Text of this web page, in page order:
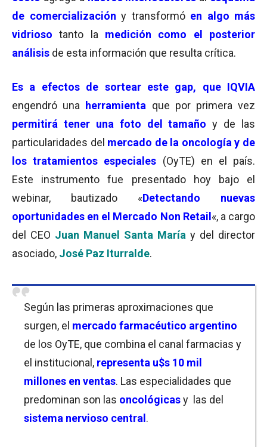
de comercialización y transformó en algo más
vidrioso tanto la medición como el posterior
análisis de esta información que resulta crítica.
Es a efectos de sortear este gap, que IQVIA
engendró una herramienta que por primera vez
permitirá tener una foto del tamaño y de las
particularidades del mercado de la oncología y de
los tratamientos especiales (OyTE) en el país.
Este instrumento fue presentado hoy bajo el
webinar, bautizado «Detectando nuevas
oportunidades en el Mercado Non Retail «, a cargo
del CEO Juan Manuel Santa María y del director
asociado, José Paz Iturralde.
Según las primeras aproximaciones que
surgen, el mercado farmacéutico argentino
de los OyTE, que combina el canal farmacias y
el institucional, representa u$s 10 mil
millones en ventas. Las especialidades que
predominan son las oncológicasy las del
sistema nervioso central .